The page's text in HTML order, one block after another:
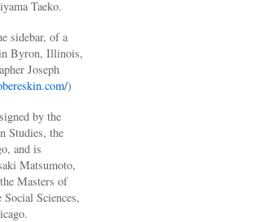
Taeko.
sidebar, of a
Byron, Illinois,
Joseph
)
by the
Studies, the
and is
Matsumoto,
Masters of
Sciences,